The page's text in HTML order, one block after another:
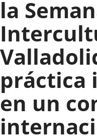
la
práctica
en un